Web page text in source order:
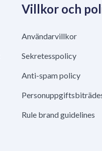
Villkor och
Användarvillkor
Sekretesspolicy
Anti-spam policy
Rule brand guidelines